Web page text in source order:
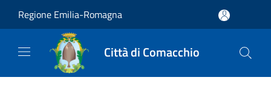
Regione Emilia-Romagna
Città di Comacchio